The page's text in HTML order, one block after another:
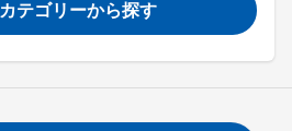
テゴリーから探す